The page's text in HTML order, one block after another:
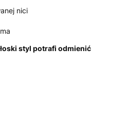
nici
styl potrafi odmienić